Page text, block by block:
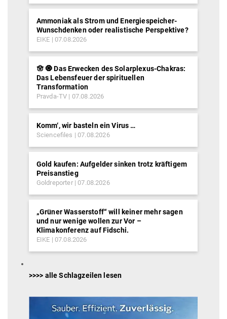
Ammoniak als Strom und Energiespeicher-
Wunschdenken oder realistische Perspektive?
EIKE 07.08.2026
🪬 🧿 Das Erwecken des Solarplexus-Chakras:
Das Lebensfeuer der spirituellen
Transformation
Pravda-TV 07.08.2026
Komm‘, wir basteln ein Virus …
Sciencefiles 07.08.2026
Gold kaufen: Aufgelder sinken trotz kräftigem
Preisanstieg
Goldreporter 07.08.2026
„Grüner Wasserstoff“ will keiner mehr sagen
und nur wenige wollen zur Vor –
Klimakonferenz auf Fidschi.
EIKE 07.08.2026
>>>> alle Schlagzeilen lesen